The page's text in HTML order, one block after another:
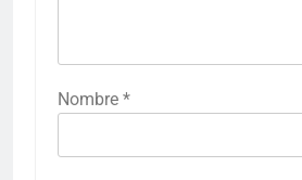
Nombre *